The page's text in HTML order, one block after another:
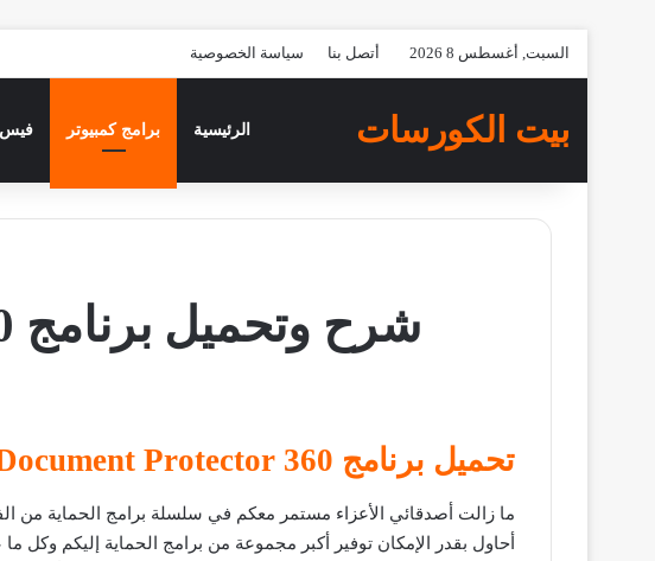
السبت, أغسطس 8 2026 أتصل بنا سياسة الخصوصية
بيت الكورسات الرئيسية برامج كمبيوتر
شرح وتحميل برنامج Document Protector 360 اخر اصدار
تحميل برنامج Document Protector 360
ما زالت أصدقائي الأعزاء مستمر معكم في سلسلة برامج الحماية من
أحاول بقدر الإمكان توفير أكبر مجموعة من برامج الحماية إليكم